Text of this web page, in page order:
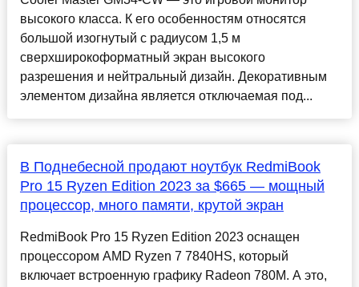
высокого класса. К его особенностям относятся
большой изогнутый с радиусом 1,5 м
сверхширокоформатный экран высокого
разрешения и нейтральный дизайн. Декоративным
элементом дизайна является отключаемая под...
В Поднебесной продают ноутбук RedmiBook
Pro 15 Ryzen Edition 2023 за $665 — мощный
процессор, много памяти, крутой экран
RedmiBook Pro 15 Ryzen Edition 2023 оснащен
процессором AMD Ryzen 7 7840HS, который
включает встроенную графику Radeon 780M. А это,